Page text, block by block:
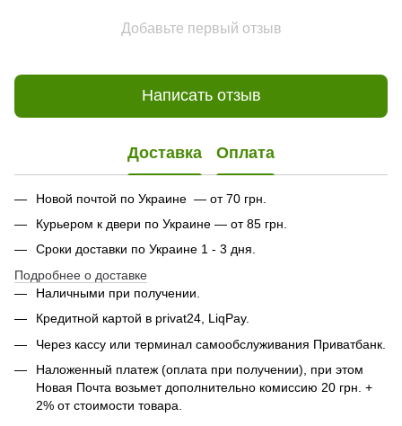
Добавьте первый отзыв
Написать отзыв
Доставка Оплата
Новой почтой по Украине — от 70 грн.
Курьером к двери по Украине — от 85 грн.
Сроки доставки по Украине 1 - 3 дня.
Подробнее о доставке
Наличными при получении.
Кредитной картой в privat24, LiqPay.
Через кассу или терминал самообслуживания Приватбанк.
Наложенный платеж (оплата при получении), при этом
Новая Почта возьмет дополнительно комиссию 20 грн. +
2% от стоимости товара.